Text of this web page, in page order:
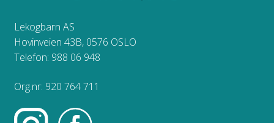
Lekogbarn AS
Hovinveien 43B, 0576 OSLO
Telefon: 988 06 948
Org.nr: 920 764 711